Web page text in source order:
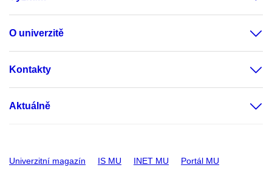
O univerzitě
Kontakty
Aktuálně
Univerzitní magazín IS MU INET MU Portál MU